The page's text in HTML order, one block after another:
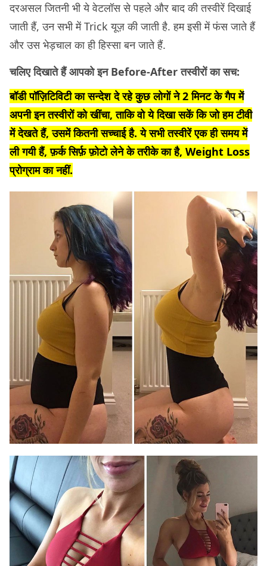
दरअसल जितनी भी ये वेटलॉस से पहले और बाद की तस्वीरें दिखाई
जाती हैं, उन सभी में Trick यूज़ की जाती है. हम इसी में फंस जाते हैं
और उस भेड़चाल का ही हिस्सा बन जाते हैं.
चलिए दिखाते हैं आपको इन Before-After तस्वीरों का सच:
बॉडी पॉज़िटिविटी का सन्देश दे रहे कुछ लोगों ने 2 मिनट के गैप में
अपनी इन तस्वीरों को खींचा, ताकि वो ये दिखा सकें कि जो हम टीवी
में देखते हैं, उसमें कितनी सच्चाई है. ये सभी तस्वीरें एक ही समय में
ली गयी हैं, फ़र्क सिर्फ़ फ़ोटो लेने के तरीके का है, Weight Loss
प्रोग्राम का नहीं.